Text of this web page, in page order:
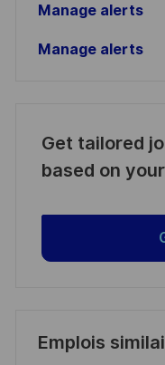
Manage alerts
Manage alerts
Get tailored
based on
Emplois